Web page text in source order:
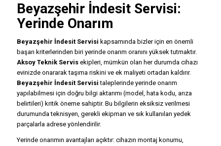
Beyazşehir İndesit Servisi:
Yerinde Onarım
Beyazşehir İndesit Servisi kapsamında bizler için en önemli
başarı kriterlerinden biri yerinde onarım oranını yüksek tutmaktır.
Aksoy Teknik Servisekipleri, mümkün olan her durumda cihazı
evinizde onararak taşıma riskini ve ek maliyeti ortadan kaldırır.
Beyazşehir İndesit Servisi taleplerinde yerinde onarım
yapılabilmesi için doğru bilgi aktarımı (model, hata kodu, arıza
belirtileri) kritik öneme sahiptir. Bu bilgilerin eksiksiz verilmesi
durumunda teknisyen, gerekli ekipman ve sık kullanılan yedek
parçalarla adrese yönlendirilir.
Yerinde onarımın avantajları açıktır: cihazın montaj konumu,